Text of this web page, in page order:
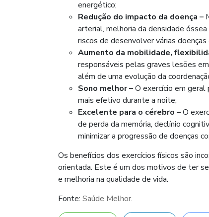
energético;
Redução do impacto da doença –
arterial, melhoria da densidade
riscos de desenvolver várias doenças
Aumento da mobilidade,
responsáveis pelas graves lesões
além de uma evolução da
Sono melhor –O exercício em geral
mais efetivo durante a noite;
Excelente para o cérebro –O
de perda da memória, declínio
minimizar a progressão de doenças
Os benefícios dos exercícios físicos são
orientada. Este é um dos motivos de ter
e melhoria na qualidade de vida.
Fonte: Saúde Melhor.